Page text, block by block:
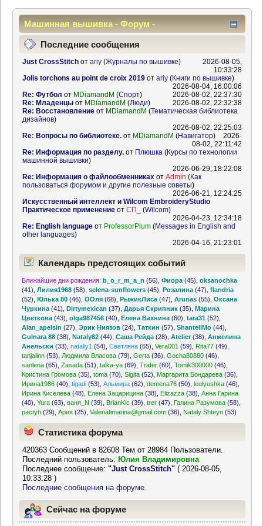
Машинная вышивка - Форум -
Информационный центр
Последние сообщения
Just CrossStitchот ariy(Журналы по вышивке)
2026-08-05,
10:33:28
Jolis torchons au point de croix 2019от ariy(Книги по вышивке)
2026-08-04, 16:00:06
Re: Футбол от MDiamandM (Спорт)
2026-08-02, 22:37:30
Re: Младенцыот MDiamandM (Люди)
2026-08-02, 22:32:38
Re: Восстановлениеот MDiamandM (Тематическая библиотека
дизайнов)
2026-08-02, 22:25:03
Re: Вопросы по библиотеке.от MDiamandM (Навигатор)
2026-
08-02, 22:11:42
Re: Информация по разделу.от Плюшка (Курсы по технологии
машинной вышивки)
2026-06-29, 18:22:08
Re: Информация о файлообменникахот Admin (Как
пользоваться форумом и другие полезные советы)
2026-06-21, 12:24:25
Искусственный интеллект и Wilcom EmbroideryStudio
Практическое применениеот СП_ (Wilcom)
2026-04-23, 12:34:18
Re: English languageот ProfessorPlum(Messages in English and
other languages)
2026-04-16, 21:23:01
Календарь предстоящих событий
Ближайшие дни рождения: b_o_r_m_a_n (56) ,Фиора (45) ,oksanochka
(41) ,Лилия1968 (58) ,selena-sunflowers (45) ,Розалина (47) ,flandria
(52) ,Юлька 80 (46) ,ООля (68) ,РыжикЛиса (47) ,Arunas (55) ,Оксана
Чуркина (41) ,Dirtymexican (37) ,Дарья Скрипник (35) ,Марина
Цветкова (43) ,olga987456 (40) ,Елена Вахнина (60) ,tara31 (52)
Alan_apelsin (27) ,Эрик Ниязов (24) ,Таткин (57) ,ShantellMo (44)
Gulnara 88 (38) ,Nataly82 (44) ,Саша Рейда (28) ,Atelier(38) ,Анжелина
Анельски (33) ,nataliy1 (54) ,Светляна (65) ,Vera001 (59) Rita77 (49)
tanjalinn (53) Людмила Власова (79) ,Gerta (36) ,Gocha80880 (46)
sanlena (65) ,Zasada (51) ,talka-ya (69) ,Trafer (60) ,Tomik300000 (46)
Кристина Громова (35) ,toma (70) ,Sigita (52) Маргарита Бондарева (36)
Ирина1986 (40) ,tigadi (53) ,Альмира (62) ,demena76 (50) ,leolyushka (46)
Ирина Киселева (48) Елена Зацарицина (38) Elizazza (38) ,Анна Гарина
(40) ,Yura (63) ,ваня_N (39) BrianKic (39) ,trer (47) Галина Разумова (58)
pactyh (29) ,Ария (25) ,Valeriatimarina@gmail.com (36) Nataly Shteyn (53)
Статистика форума
420363 Сообщений в 82608 Тем от 28984 Пользователи.
Последний пользователь: Юлия Владимировна
Последнее сообщение:"Just CrossStitch" ( 2026-08-05,
10:33:28 )
Последние сообщения на форуме.
Сейчас на форуме